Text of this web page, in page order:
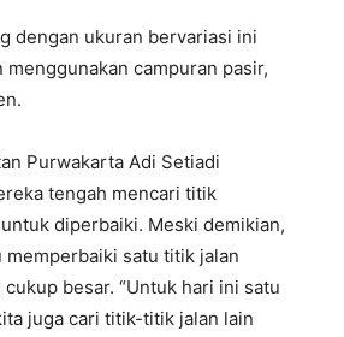
dengan ukuran bervariasi ini
campuran pasir,
Purwakarta Adi Setiadi
tengah mencari titik
diperbaiki. Meski demikian,
satu titik jalan
besar. “Untuk hari ini satu
juga cari titik-titik jalan lain